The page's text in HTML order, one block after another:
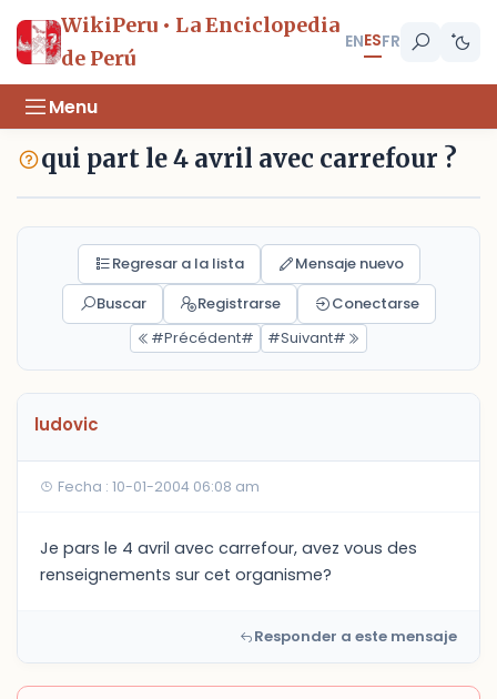
WikiPeru • La Enciclopedia
de Perú
ENESFR
Menu
qui part le 4 avril avec carrefour ?
Regresar a la lista
Mensaje nuevo
Buscar
Registrarse
Conectarse
#Précédent#
#Suivant#
ludovic
Fecha : 10-01-2004 06:08 am
Je pars le 4 avril avec carrefour, avez vous des
renseignements sur cet organisme?
Responder a este mensaje